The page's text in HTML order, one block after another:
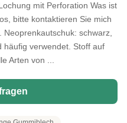
mit Perforation Was ist
bitte kontaktieren Sie mich
schwarz,
häufig verwendet. Stoff auf
Arten von ...